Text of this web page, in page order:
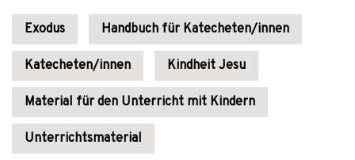
Exodus Handbuch für Katecheten/innen
Katecheten/innen Kindheit Jesu
Material für den Unterricht mit Kindern
Unterrichtsmaterial